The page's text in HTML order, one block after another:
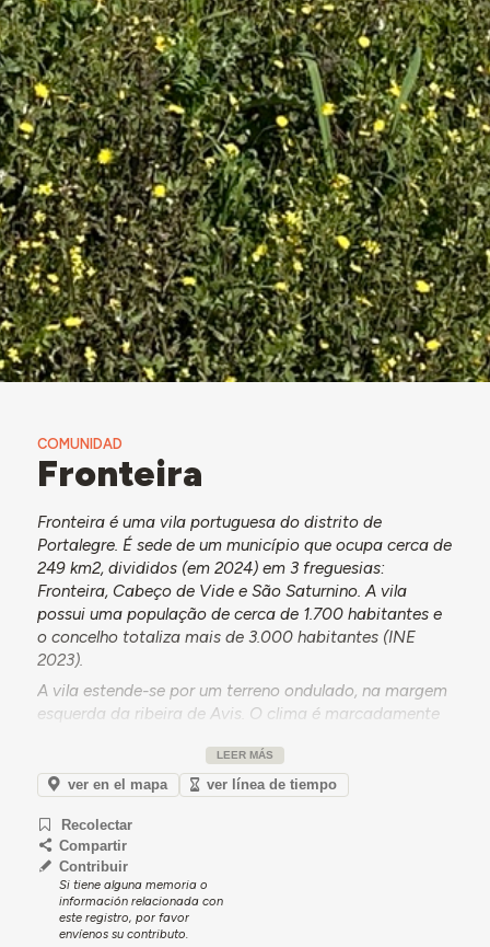
COMUNIDAD
Fronteira
Fronteira é uma vila portuguesa do distrito de
Portalegre. É sede de um município que ocupa cerca de
249 km2, divididos (em 2024) em 3 freguesias:
Fronteira, Cabeço de Vide e São Saturnino. A vila
possui uma população de cerca de 1.700 habitantes e
o concelho totaliza mais de 3.000 habitantes (INE
2023).
A vila estende-se por um terreno ondulado, na margem
esquerda da ribeira de Avis. O clima é marcadamente
hídricos como as Termas de Cabeço de Vide.
A ocupação do território remonta ao período romano,
pese embora a vila só tenha sido fundada em 1226.
Destaca-se por ter sido palco da Batalha de Atoleiros.
Do seu património histórico destaca-se a Igreja Matriz
e a Torre do Relógio.
Em termos económicos, os setores terciário e primário
assumem maior relevância. Na agricultura predominam
LEER MÁS
ver en el mapa ver línea de tiempo
Recolectar
Compartir
Contribuir
Si tiene alguna memoria o
información relacionada con
este registro, por favor
envíenos su contributo.